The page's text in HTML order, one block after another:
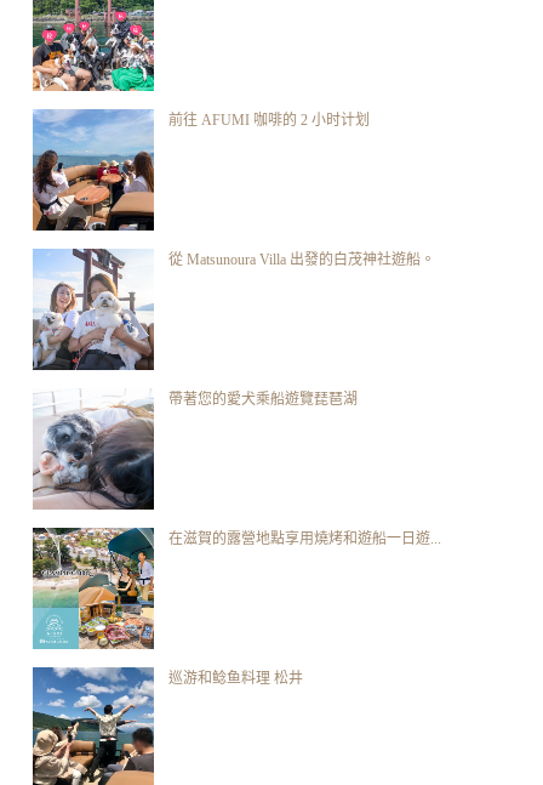
前往 AFUMI 咖啡的 2 小时计划
從 Matsunoura Villa 出發的白茂神社遊船。
帶著您的愛犬乘船遊覽琵琶湖
在滋賀的露營地點享用燒烤和遊船一日遊...
巡游和鲶鱼料理 松井